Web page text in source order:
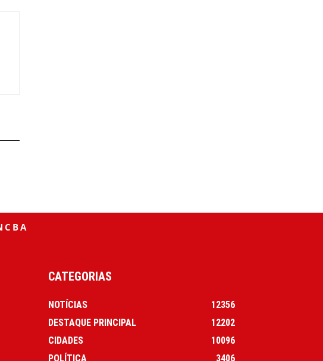
CATEGORIAS
NOTÍCIAS
12356
DESTAQUE PRINCIPAL
12202
CIDADES
10096
POLÍTICA
3406